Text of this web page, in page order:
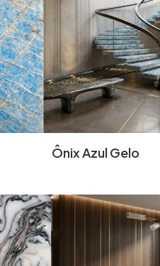
Ônix Azul Gelo